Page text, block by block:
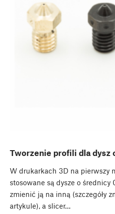
Tworzenie profili dla dysz
W drukarkach 3D na pierwszy
stosowane są dysze o średnicy
zmienić ją na inną (szczegóły
artykule), a slicer…